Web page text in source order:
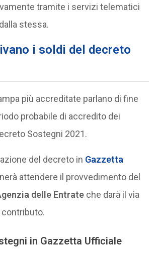
tramite i servizi telematici
stessa.
i soldi del decreto
più accreditate parlano di fine
probabile di accredito dei
Sostegni 2021.
del decreto in Gazzetta
attendere il provvedimento del
delle Entrateche darà il via
in Gazzetta Ufficiale